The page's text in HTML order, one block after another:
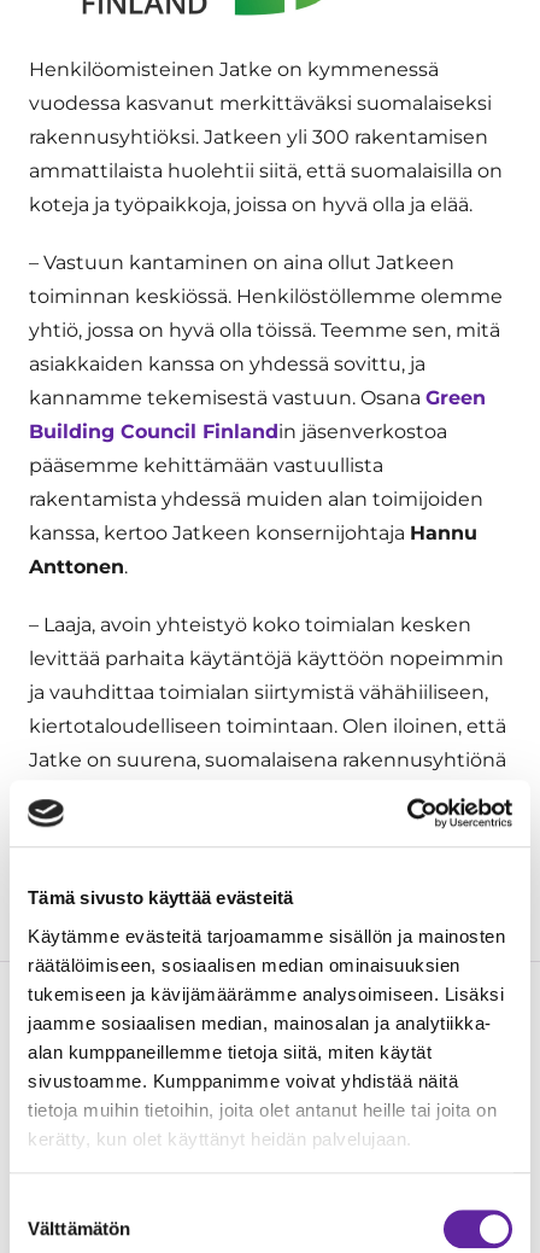
Tämä sivusto käyttää evästeitä
Käytämme evästeitä tarjoamamme sisällön ja mainosten
räätälöimiseen, sosiaalisen median ominaisuuksien
tukemiseen ja kävijämäärämme analysoimiseen. Lisäksi
jaamme sosiaalisen median, mainosalan ja analytiikka-
alan kumppaneillemme tietoja siitä, miten käytät
sivustoamme. Kumppanimme voivat yhdistää näitä
tietoja muihin tietoihin, joita olet antanut heille tai joita on
kerätty, kun olet käyttänyt heidän palvelujaan.
valinta
Välttämätön
Henkilöomisteinen Jatke on kymmenessä
vuodessa kasvanut merkittäväksi suomalaiseksi
rakennusyhtiöksi. Jatkeen yli 300 rakentamisen
ammattilaista huolehtii siitä, että suomalaisilla on
koteja ja työpaikkoja, joissa on hyvä olla ja elää.
– Vastuun kantaminen on aina ollut Jatkeen
toiminnan keskiössä. Henkilöstöllemme olemme
yhtiö, jossa on hyvä olla töissä. Teemme sen, mitä
asiakkaiden kanssa on yhdessä sovittu, ja
kannamme tekemisestä vastuun. Osana Green
Building Council Finlandin jäsenverkostoa
pääsemme kehittämään vastuullista
rakentamista yhdessä muiden alan toimijoiden
kanssa, kertoo Jatkeen konsernijohtaja Hannu
Anttonen.
– Laaja, avoin yhteistyö koko toimialan kesken
levittää parhaita käytäntöjä käyttöön nopeimmin
ja vauhdittaa toimialan siirtymistä vähähiiliseen,
kiertotaloudelliseen toimintaan. Olen iloinen, että
Jatke on suurena, suomalaisena rakennusyhtiönä
liittynyt verkostoomme tuomaan oman
panoksensa toimialan kehittämiseen, sanoo
Building Council Finland.
Lue seuraavaksi